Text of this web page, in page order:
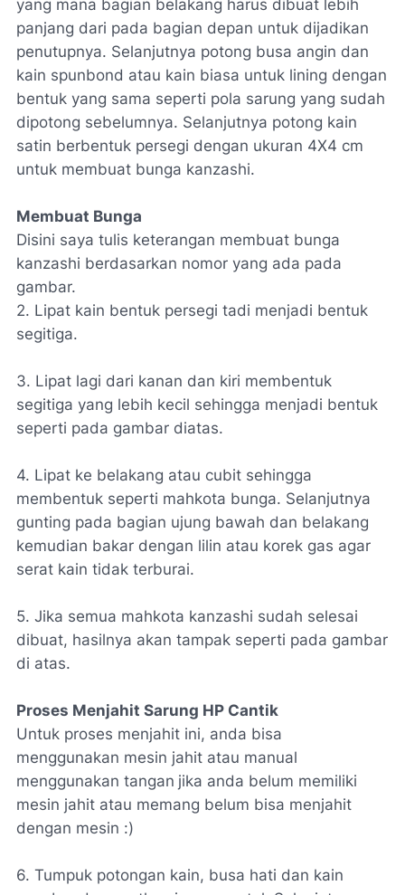
yang mana bagian belakang harus dibuat lebih
panjang dari pada bagian depan untuk dijadikan
penutupnya. Selanjutnya potong busa angin dan
kain spunbond atau kain biasa untuk lining dengan
bentuk yang sama seperti pola sarung yang sudah
dipotong sebelumnya. Selanjutnya potong kain
satin berbentuk persegi dengan ukuran 4X4 cm
untuk membuat bunga kanzashi.
Membuat Bunga
Disini saya tulis keterangan membuat bunga
kanzashi berdasarkan nomor yang ada pada
gambar.
2. Lipat kain bentuk persegi tadi menjadi bentuk
segitiga.
3. Lipat lagi dari kanan dan kiri membentuk
segitiga yang lebih kecil sehingga menjadi bentuk
seperti pada gambar diatas.
4. Lipat ke belakang atau cubit sehingga
membentuk seperti mahkota bunga. Selanjutnya
gunting pada bagian ujung bawah dan belakang
kemudian bakar dengan lilin atau korek gas agar
serat kain tidak terburai.
5. Jika semua mahkota kanzashi sudah selesai
dibuat, hasilnya akan tampak seperti pada gambar
di atas.
Proses Menjahit Sarung HP Cantik
Untuk proses menjahit ini, anda bisa
menggunakan mesin jahit atau manual
menggunakan tangan jika anda belum memiliki
mesin jahit atau memang belum bisa menjahit
dengan mesin :)
6. Tumpuk potongan kain, busa hati dan kain